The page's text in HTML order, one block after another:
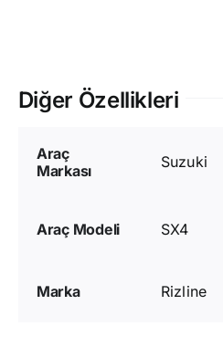
Diğer Özellikleri
Araç
Markası
Suzuki
Araç Modeli SX4
Marka Rizline